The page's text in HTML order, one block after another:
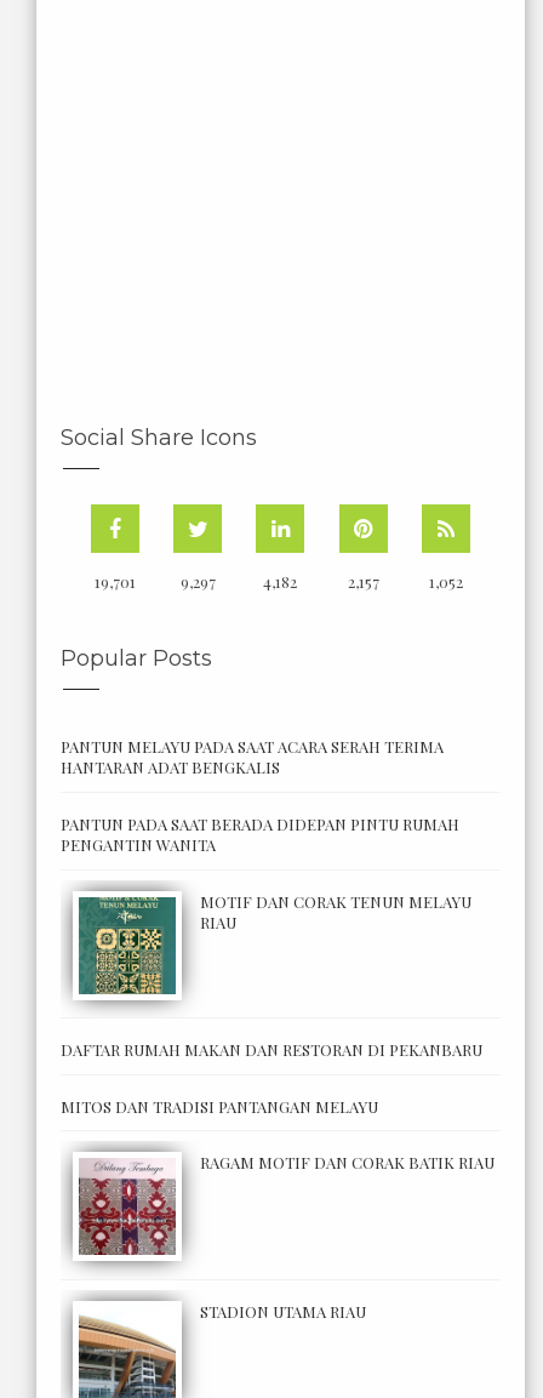
Social Share Icons
19,701 9,297 4,182 2,157 1,052
Popular Posts
PANTUN MELAYU PADA SAAT ACARA SERAH TERIMA
HANTARAN ADAT BENGKALIS
PANTUN PADA SAAT BERADA DIDEPAN PINTU RUMAH
PENGANTIN WANITA
MOTIF DAN CORAK TENUN MELAYU
RIAU
DAFTAR RUMAH MAKAN DAN RESTORAN DI PEKANBARU
MITOS DAN TRADISI PANTANGAN MELAYU
RAGAM MOTIF DAN CORAK BATIK RIAU
STADION UTAMA RIAU